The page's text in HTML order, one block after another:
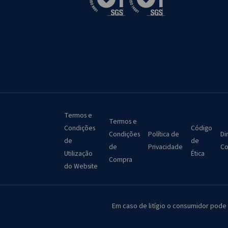
Termos e
Condições
de
Utilização
do Website
Termos e
Condições
de
Compra
Política de
Privacidade
Código
de
Ética
Em caso de litígio o consumidor